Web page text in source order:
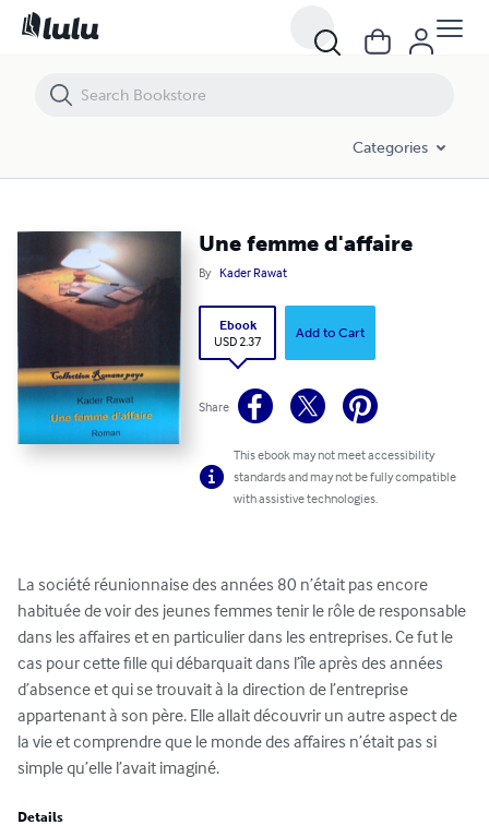
Categories
Une femme d'affaire
By Kader Rawat
Ebook
USD 2.37
Add to Cart
Share
This ebook may not meet accessibility
standards and may not be fully compatible
with assistive technologies.
La société réunionnaise des années 80 n’était pas encore
habituée de voir des jeunes femmes tenir le rôle de responsable
dans les affaires et en particulier dans les entreprises. Ce fut le
cas pour cette fille qui débarquait dans l’île après des années
d’absence et qui se trouvait à la direction de l’entreprise
appartenant à son père. Elle allait découvrir un autre aspect de
la vie et comprendre que le monde des affaires n’était pas si
simple qu’elle l’avait imaginé.
Details
Une femme d'affaire